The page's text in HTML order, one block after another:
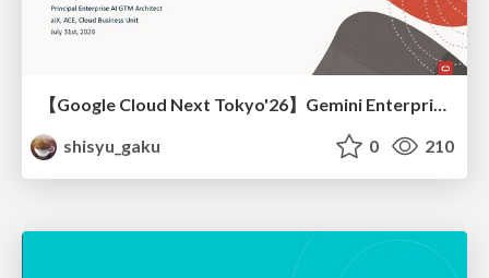
shisyu_gaku
0 210